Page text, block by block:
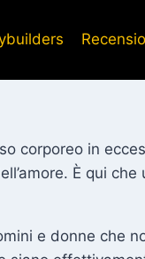
corporeo in
È qui che
e donne che